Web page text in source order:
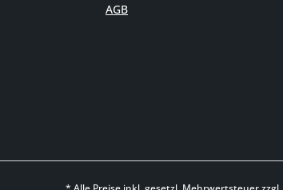
AGB